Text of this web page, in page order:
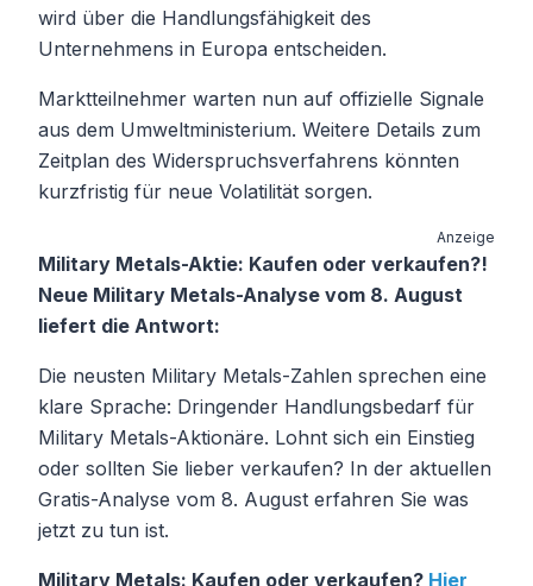
wird über die Handlungsfähigkeit des
Unternehmens in Europa entscheiden.
Marktteilnehmer warten nun auf offizielle Signale
aus dem Umweltministerium. Weitere Details zum
Zeitplan des Widerspruchsverfahrens könnten
kurzfristig für neue Volatilität sorgen.
Anzeige
Military Metals-Aktie: Kaufen oder verkaufen?!
Neue Military Metals-Analyse vom 8. August
liefert die Antwort:
Die neusten Military Metals-Zahlen sprechen eine
klare Sprache: Dringender Handlungsbedarf für
Military Metals-Aktionäre. Lohnt sich ein Einstieg
oder sollten Sie lieber verkaufen? In der aktuellen
Gratis-Analyse vom 8. August erfahren Sie was
jetzt zu tun ist.
Military Metals: Kaufen oder verkaufen? Hier